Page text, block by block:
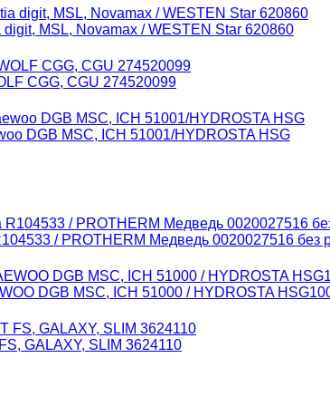
MSL, Novamax / WESTEN Star 620860
CGG, CGU 274520099
DGB MSC, ICH 51001/HYDROSTA HSG
/ PROTHERM Медведь 0020027516 без
DGB MSC, ICH 51000 / HYDROSTA
GALAXY, SLIM 3624110